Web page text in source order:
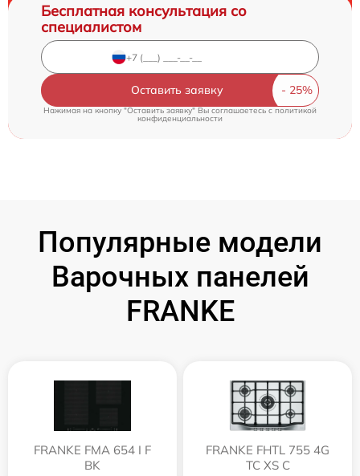
Бесплатная консультация со
специалистом
Оставить заявку
Нажимая на кнопку "Оставить заявку" Вы соглашаетесь cполитикой
конфиденциальности
Популярные модели
Варочных панелей
FRANKE
FRANKE FMA 654 I F
BK
FRANKE FHTL 755 4G
TC XS C